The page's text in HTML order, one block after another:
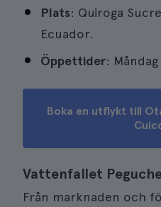
Plats: Quiroga
Ecuador.
Öppettider:
Boka en utflykt till
Vattenfallet
Från marknaden och